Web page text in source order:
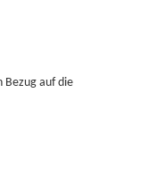
Bezug auf die